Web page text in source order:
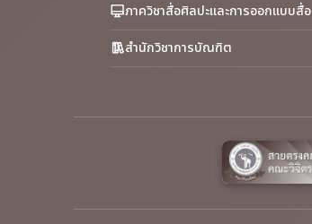
ภาควิชาสื่อศิลปะและการออกแบบสื่อ
สำนักวิชาการบัณฑิต